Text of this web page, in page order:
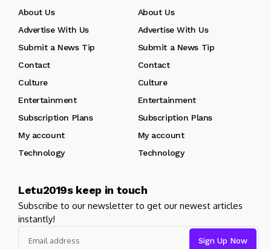
About Us
About Us
Advertise With Us
Advertise With Us
Submit a News Tip
Submit a News Tip
Contact
Contact
Culture
Culture
Entertainment
Entertainment
Subscription Plans
Subscription Plans
My account
My account
Technology
Technology
Letu2019s keep in touch
Subscribe to our newsletter to get our newest articles
instantly!